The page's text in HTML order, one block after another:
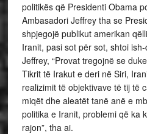
politikës që Presidenti Obama
Ambasadori Jeffrey tha se
shpjegojë publikut amerikan
Iranit, pasi sot për sot, shtoi
Jeffrey, “Provat tregojnë se
Tikrit të Irakut e deri në Siri,
realizimit të objektivave të tij të
miqët dhe aleatët tanë anë e
politika e Iranit, problemi që ka
rajon”, tha ai.